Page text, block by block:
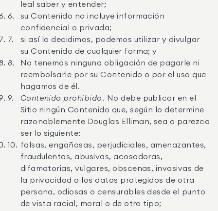
leal saber y entender;
su Contenido no incluye información
confidencial o privada;
si así lo decidimos, podemos utilizar y divulgar
su Contenido de cualquier forma; y
No tenemos ninguna obligación de pagarle ni
reembolsarle por su Contenido o por el uso que
hagamos de él.
Contenido prohibido.
No debe publicar en el
Sitio ningún Contenido que, según lo determine
razonablemente Douglas Elliman, sea o parezca
ser lo siguiente:
falsas, engañosas, perjudiciales, amenazantes,
fraudulentas, abusivas, acosadoras,
difamatorias, vulgares, obscenas, invasivas de
la privacidad o los datos protegidos de otra
persona, odiosas o censurables desde el punto
de vista racial, moral o de otro tipo;